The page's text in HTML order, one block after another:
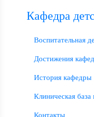
Кафедра
Воспитательная
Достижения
История кафедры
Клиническая
Контакты